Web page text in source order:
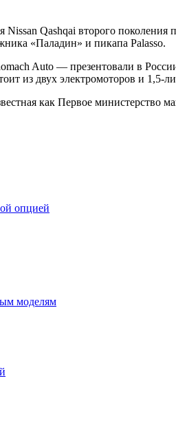
Qashqai второго
«Паладин» и пикапа Palasso.
Auto — презентовали в
из двух электромоторов и
как Первое министерство
опцией
моделям